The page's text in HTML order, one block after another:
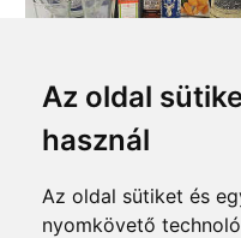
Az oldal
használ
Az oldal sütiket és
nyomkövető
Boldog névnapot
19 160 Ft-tól